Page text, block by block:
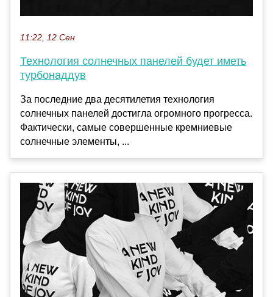
11:22, 12 Сен
Технология солнечных панелей будет иметь
турбонаддув
За последние два десятилетия технология
солнечных панелей достигла огромного прогресса.
Фактически, самые совершенные кремниевые
солнечные элементы, ...